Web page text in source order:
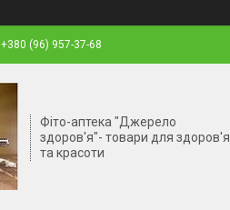
+380 (96) 957-37-68
Фіто-аптека "Джерело
здоров'я"- товари для здоров'я
та красоти